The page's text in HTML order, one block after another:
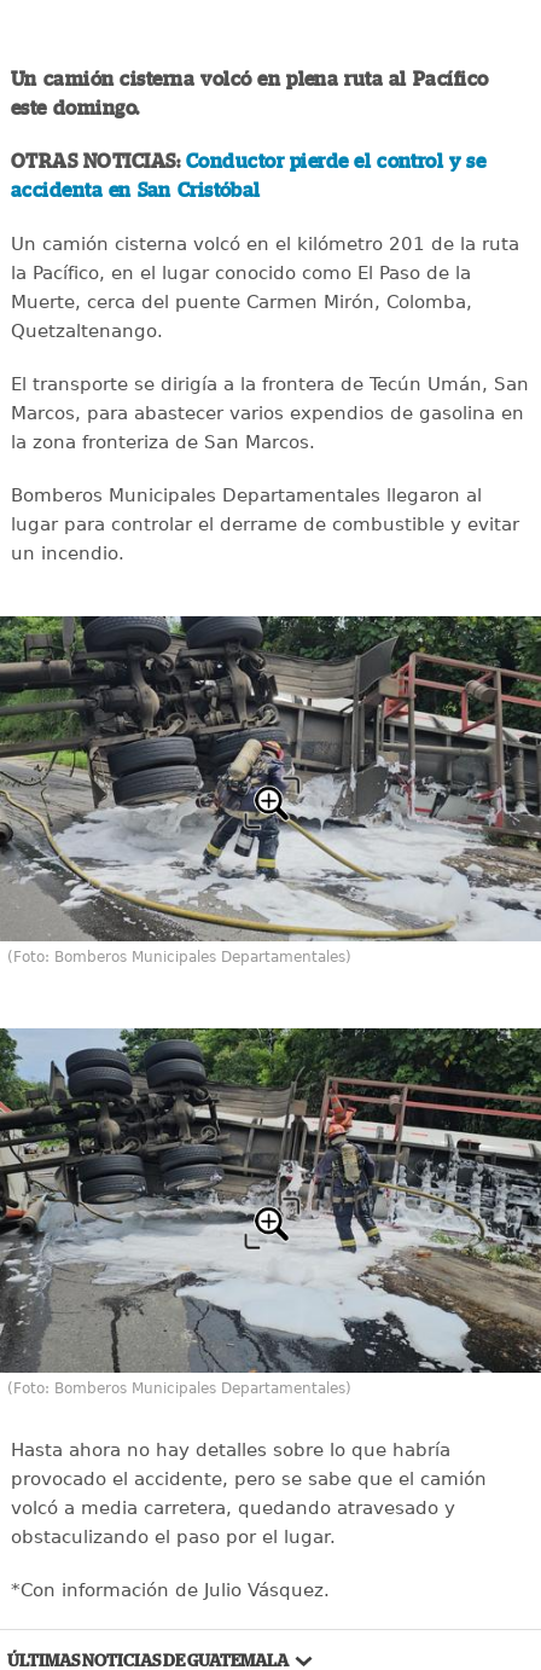
Un camión cisterna volcó en plena ruta al Pacífico
este domingo.
OTRAS NOTICIAS:Conductor pierde el control y se
accidenta en San Cristóbal
Un camión cisterna volcó en el kilómetro 201 de la ruta
la Pacífico, en el lugar conocido como El Paso de la
Muerte, cerca del puente Carmen Mirón, Colomba,
Quetzaltenango.
El transporte se dirigía a la frontera de Tecún Umán, San
Marcos, para abastecer varios expendios de gasolina en
la zona fronteriza de San Marcos.
Bomberos Municipales Departamentales llegaron al
lugar para controlar el derrame de combustible y evitar
un incendio.
(Foto: Bomberos Municipales Departamentales)
(Foto: Bomberos Municipales Departamentales)
Hasta ahora no hay detalles sobre lo que habría
provocado el accidente, pero se sabe que el camión
volcó a media carretera, quedando atravesado y
obstaculizando el paso por el lugar.
*Con información de Julio Vásquez.
ÚLTIMAS NOTICIAS DE GUATEMALA